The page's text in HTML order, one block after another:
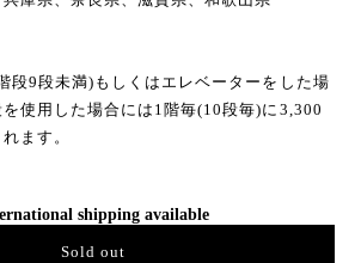
段9段未満)もしくはエレベーターをした場
使用した場合には1階毎(10段毎)に3,300
ます。
shipping available
Sold out